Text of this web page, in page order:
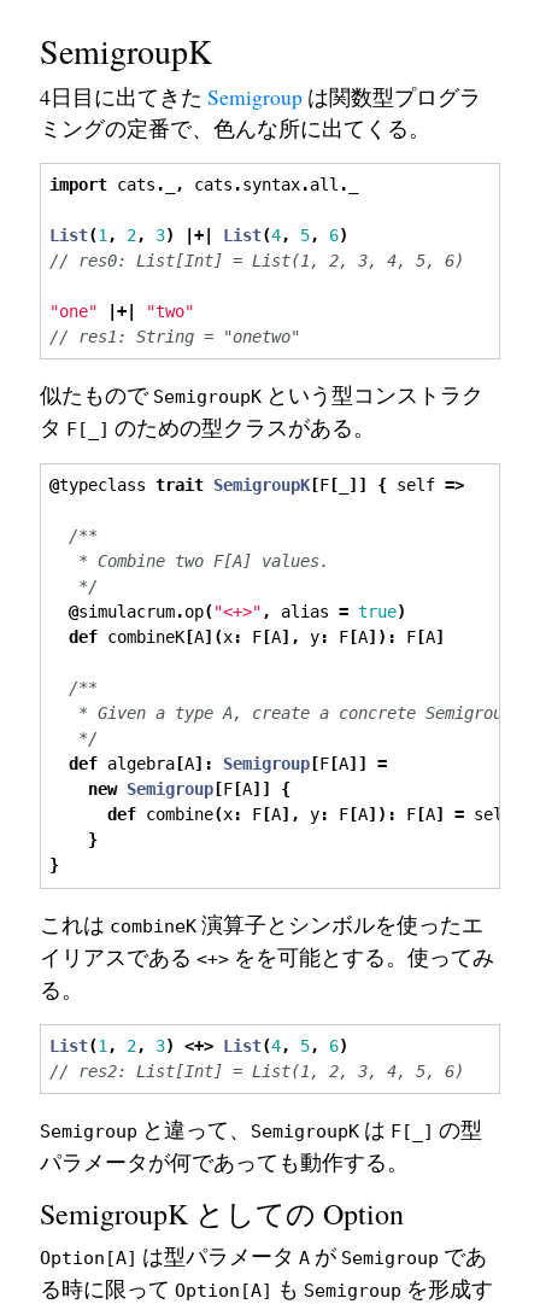
SemigroupK
4日目に出てきた Semigroupは関数型プログラ
ミングの定番で、色んな所に出てくる。
import cats . , cats .syntax.all .
List(1, 2, 3) |+| List(4, 5, 6)
// res0: List[Int] = List(1, 2, 3, 4, 5, 6)
"one" |+|
"two"
// res1: String = "onetwo"
似たもので SemigroupKという型コンストラク
タ F[_] のための型クラスがある。
@typeclass trait SemigroupK[F[ ]] { self =>
/**
* Combine two F[A] values.
*/
@simulacrum.op("<+>", alias = true)
def combineK[A](x: F[A], y: F[A]): F[A]
/**
* Given a type A, create a concrete
*/
def algebra[A]: Semigroup[F[A]]
=
new Semigroup[F[A]]
{
def combine(x: F[A], y: F[A]): F[A] = self
}
}
これは combineK演算子とシンボルを使ったエ
イリアスである <+>をを可能とする。使ってみ
る。
List(1 , 2, 3) <+> List(4, 5, 6)
// res2: List[Int] = List(1, 2, 3, 4, 5, 6)
Semigroup と違って、 SemigroupKは F[_] の型
パラメータが何であっても動作する。
SemigroupK としての Option
Option[A] は型パラメータ Aが Semigroup であ
る時に限って Option[A] も Semigroup を形成す